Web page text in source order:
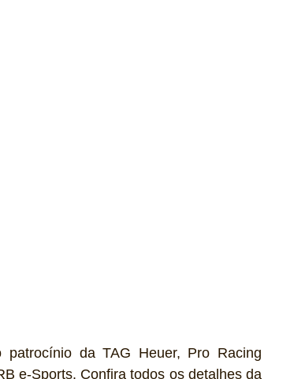
da TAG Heuer, Pro Racing
e-Sports. Confira todos os detalhes da